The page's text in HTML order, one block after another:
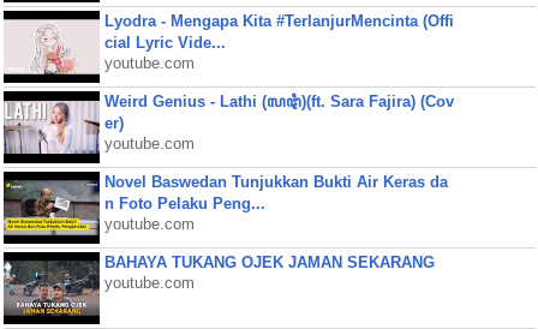
Lyodra - Mengapa Kita #TerlanjurMencinta (Offi
cial Lyric Vide...
youtube.com
Weird Genius - Lathi (ꦭꦛꦶ)(ft. Sara Fajira) (Cov
er)
youtube.com
Novel Baswedan Tunjukkan Bukti Air Keras da
n Foto Pelaku Peng...
youtube.com
BAHAYA TUKANG OJEK JAMAN SEKARANG
youtube.com